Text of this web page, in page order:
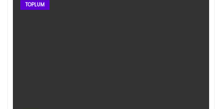
TOPLUM